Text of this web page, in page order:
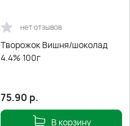
нет отзывов
Творожок Вишня/шоколад
4.4% 100г
75.90 р.
В корзину